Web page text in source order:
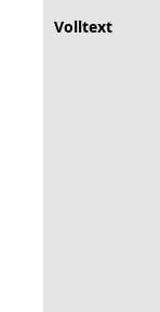
Volltext